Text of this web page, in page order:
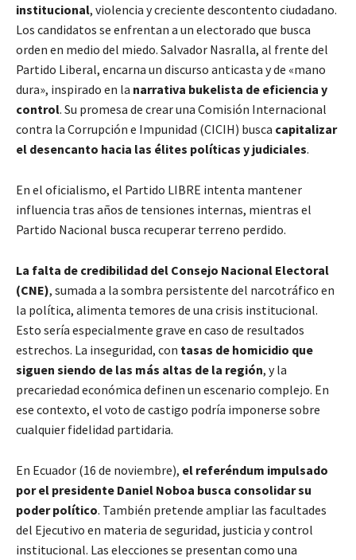
institucional, violencia y creciente descontento ciudadano.
Los candidatos se enfrentan a un electorado que busca
orden en medio del miedo. Salvador Nasralla, al frente del
Partido Liberal, encarna un discurso anticasta y de «mano
dura», inspirado en la narrativa bukelista de eficiencia y
control. Su promesa de crear una Comisión Internacional
contra la Corrupción e Impunidad (CICIH) busca capitalizar
el desencanto hacia las élites políticas y judiciales.
En el oficialismo, el Partido LIBRE intenta mantener
influencia tras años de tensiones internas, mientras el
Partido Nacional busca recuperar terreno perdido.
La falta de credibilidad del Consejo Nacional Electoral
(CNE), sumada a la sombra persistente del narcotráfico en
la política, alimenta temores de una crisis institucional.
Esto sería especialmente grave en caso de resultados
estrechos. La inseguridad, con tasas de homicidio que
siguen siendo de las más altas de la región, y la
precariedad económica definen un escenario complejo. En
ese contexto, el voto de castigo podría imponerse sobre
cualquier fidelidad partidaria.
En Ecuador (16 de noviembre), el referéndum impulsado
por el presidente Daniel Noboa busca consolidar su
poder político. También pretende ampliar las facultades
del Ejecutivo en materia de seguridad, justicia y control
institucional. Las elecciones se presentan como una